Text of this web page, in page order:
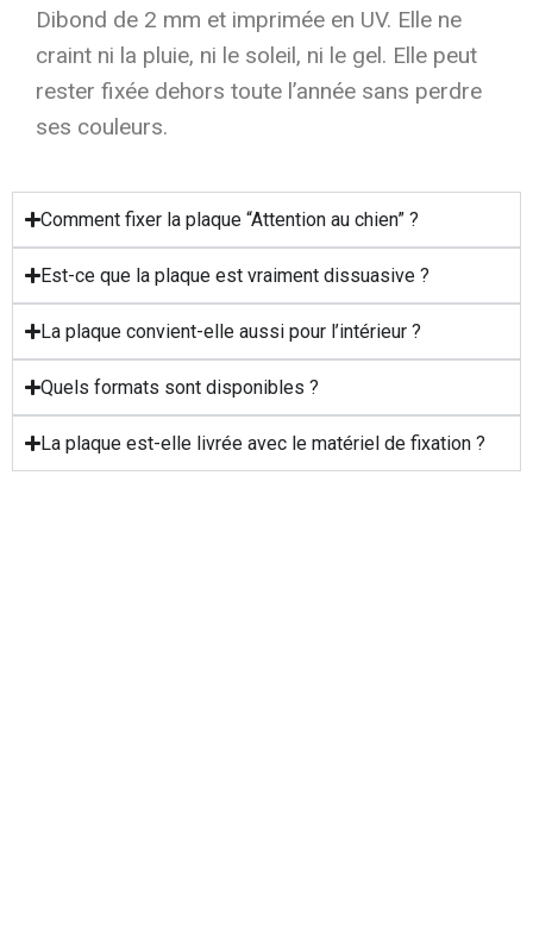
Dibond de 2 mm et imprimée en UV. Elle ne
craint ni la pluie, ni le soleil, ni le gel. Elle peut
rester fixée dehors toute l’année sans perdre
ses couleurs.
Comment fixer la plaque “Attention au chien” ?
Est-ce que la plaque est vraiment dissuasive ?
La plaque convient-elle aussi pour l’intérieur ?
Quels formats sont disponibles ?
La plaque est-elle livrée avec le matériel de fixation ?